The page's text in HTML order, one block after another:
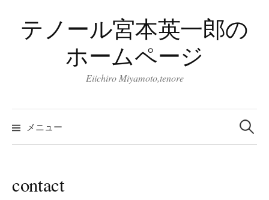
テノール宮本英一郎の
ホームページ
Eiichiro Miyamoto,tenore
メニュー
検
索:
contact